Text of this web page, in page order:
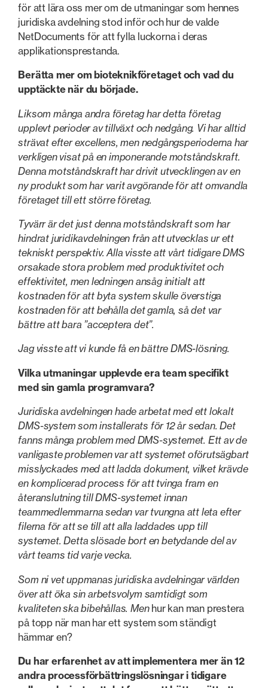
för att lära oss mer om de utmaningar som hennes
juridiska avdelning stod inför och hur de valde
NetDocuments för att fylla luckorna i deras
applikationsprestanda.
Berätta mer om bioteknikföretaget och vad du
upptäckte när du började.
Liksom många andra företag har detta företag
upplevt perioder av tillväxt och nedgång. Vi har alltid
strävat efter excellens, men nedgångsperioderna har
verkligen visat på en imponerande motståndskraft.
Denna motståndskraft har drivit utvecklingen av en
ny produkt som har varit avgörande för att omvandla
företaget till ett större företag.
Tyvärr är det just denna motståndskraft som har
hindrat juridikavdelningen från att utvecklas ur ett
tekniskt perspektiv. Alla visste att vårt tidigare DMS
orsakade stora problem med produktivitet och
effektivitet, men ledningen ansåg initialt att
kostnaden för att byta system skulle överstiga
kostnaden för att behålla det gamla, så det var
bättre att bara ”acceptera det”.
Jag visste att vi kunde få en bättre DMS-lösning.
Vilka utmaningar upplevde era team specifikt
med sin gamla programvara?
Juridiska avdelningen hade arbetat med ett lokalt
DMS-system som installerats för 12 år sedan. Det
fanns många problem med DMS-systemet. Ett av de
vanligaste problemen var att systemet oförutsägbart
misslyckades med att ladda dokument, vilket krävde
en komplicerad process för att tvinga fram en
återanslutning till DMS-systemet innan
teammedlemmarna sedan var tvungna att leta efter
filerna för att se till att alla laddades upp till
systemet. Detta slösade bort en betydande del av
vårt teams tid varje vecka.
Som ni vet uppmanas juridiska avdelningar världen
över att öka sin arbetsvolym samtidigt som
kvaliteten ska bibehållas. Men hur kan man prestera
på topp när man har ett system som ständigt
hämmar en?
Du har erfarenhet av att implementera mer än 12
andra processförbättringslösningar i tidigare